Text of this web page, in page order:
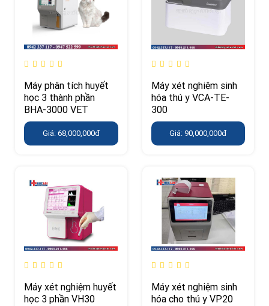
Máy phân tích huyết
học 3 thành phần
BHA-3000 VET
Giá: 68,000,000đ
Máy xét nghiệm sinh
hóa thú y VCA-TE-
300
Giá: 90,000,000đ
Máy xét nghiệm huyết
học 3 phần VH30
Máy xét nghiệm sinh
hóa cho thú y VP20